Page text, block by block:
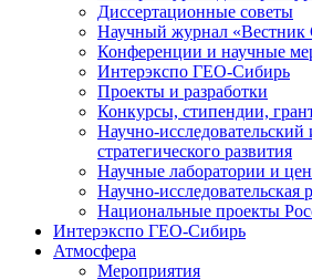
Диссертационные советы
Научный журнал
Конференции и научные
Интерэкспо ГЕО-Сибирь
Проекты и разработки
Конкурсы, стипендии,
Научно-исследовательский
стратегического развития
Научные лаборатории и
Научно-исследовательская
Национальные проекты
Интерэкспо ГЕО-Сибирь
Атмосфера
Мероприятия